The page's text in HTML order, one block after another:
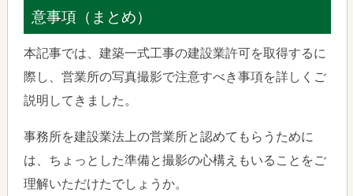
意事項（まとめ）
本記事では、建築一式工事の建設業許可を取得するに
際し、営業所の写真撮影で注意すべき事項を詳しくご
説明してきました。
事務所を建設業法上の営業所と認めてもらうために
は、ちょっとした準備と撮影の心構えもいることをご
理解いただけたでしょうか。